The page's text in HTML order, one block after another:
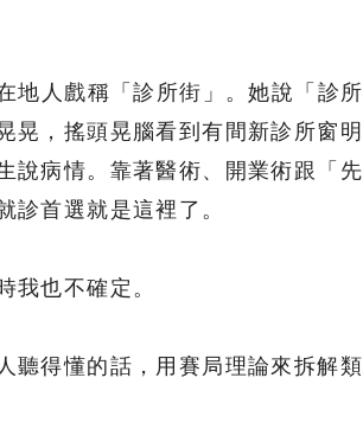
地人戲稱「診所街」。她說「診所
晃，搖頭晃腦看到有間新診所窗明
說病情。靠著醫術、開業術跟「先
診首選就是這裡了。
我也不確定。
聽得懂的話，用賽局理論來拆解類